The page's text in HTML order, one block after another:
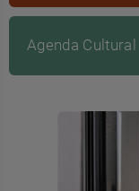
Agenda Cultural